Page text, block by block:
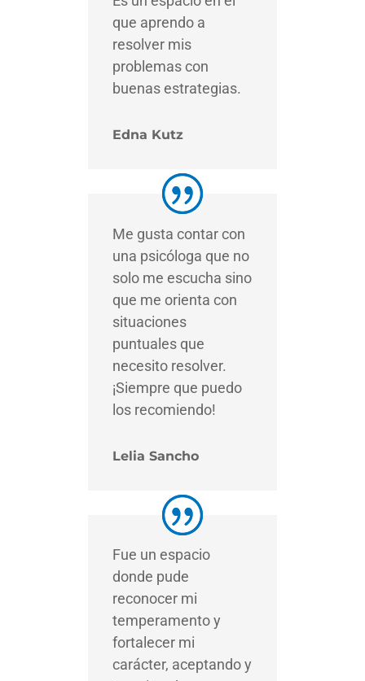
que aprendo a
resolver mis
problemas con
buenas estrategias.
Edna Kutz
Me gusta contar con
una psicóloga que no
solo me escucha sino
que me orienta con
situaciones
puntuales que
necesito resolver.
¡Siempre que puedo
los recomiendo!
Lelia Sancho
Fue un espacio
donde pude
reconocer mi
temperamento y
fortalecer mi
carácter, aceptando y